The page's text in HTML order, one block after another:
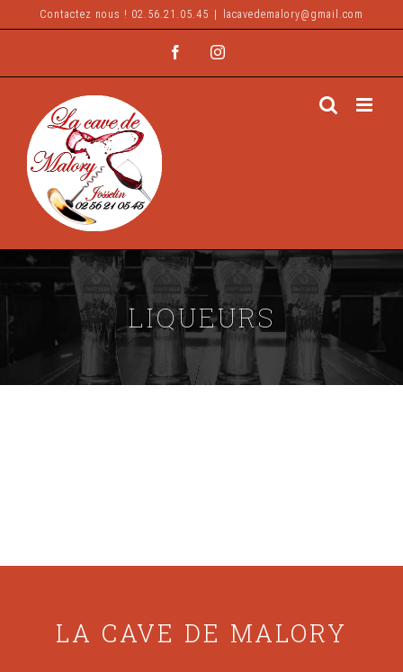
Passer
contenu
Contactez nous ! 02.56.21.05.45 lacavedemalory@gmail.com
Facebook
LIQUEURS
LA CAVE DE MALORY